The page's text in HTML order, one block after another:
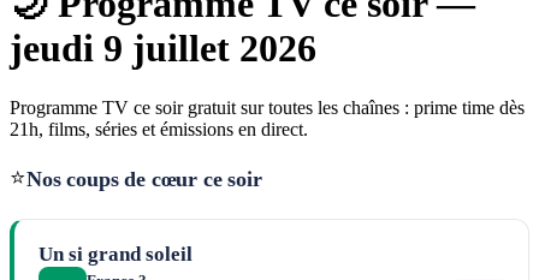
jeudi 9 juillet 2026
Programme TV ce soir gratuit sur toutes les chaînes : prime time dès
21h, films, séries et émissions en direct.
⭐Nos coups de cœur ce soir
Un si grand soleil